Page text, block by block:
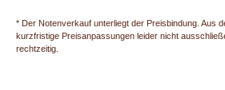
* Der Notenverkauf unterliegt der Preisbindung. Aus
kurzfristige Preisanpassungen leider nicht
rechtzeitig.